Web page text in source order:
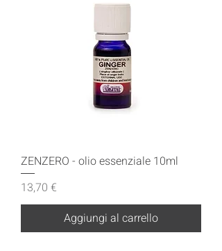
ZENZERO - olio essenziale 10ml
Prezzo
13,70 €
Aggiungi al carrello